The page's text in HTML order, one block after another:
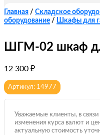
Главная / Складское
оборудование / Шкафы для
ШГМ-02 шкаф
12 300 ₽
Артикул: 14977
Уважаемые клиенты, в
изменения курса валют и
актуальную стоимость